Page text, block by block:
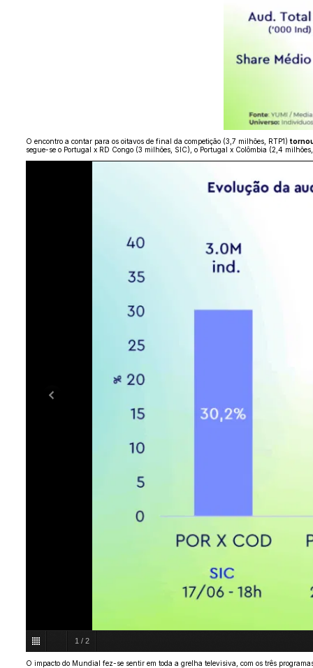
O encontro a contar para os oitavos de final da competição (3,7 milhões, RTP1)
segue-se o Portugal x RD Congo (3 milhões, SIC), o Portugal x Colômbia (2,4
1 / 2
O impacto do Mundial fez-se sentir em toda a grelha televisiva, com os três